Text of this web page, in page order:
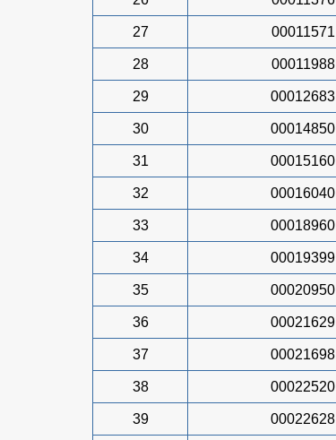
27 00011571
28 00011988
29 00012683
30 00014850
31 00015160
32 00016040
33 00018960
34 00019399
35 00020950
36 00021629
37 00021698
38 00022520
39 00022628